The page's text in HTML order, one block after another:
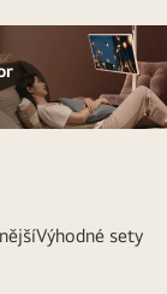
Výhodné sety